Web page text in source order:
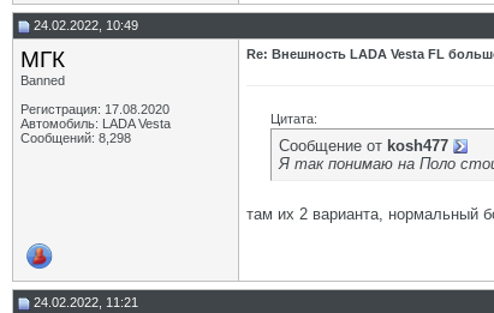
24.02.2022, 10:49
МГК
Banned
Регистрация: 17.08.2020
Автомобиль: LADA Vesta
Сообщений: 8,298
Re: Внешность LADA Vesta FL
Цитата:
Сообщение от kosh477
Я так понимаю на Поло
там их 2 варианта, нормальный
24.02.2022, 11:21